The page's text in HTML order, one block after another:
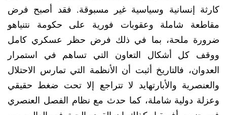
كارثة إنسانية وسياسية غير مسبوقة. فقد أصبح فرض
مقاطعة شاملة وعقوبات فورية على حكومة نتنياهو
ضرورة ملحة، بما في ذلك فرض حظر عسكري كامل
ووقف كل أشكال التعاون التي تساهم في استمرار
العدوان، فالتاريخ أثبت أن الأنظمة التي تمارس الاحتلال
والعنصرية والأبارتهايد لا تتراجع إلا تحت ضغط حقيقي
وعزلة دولية شاملة، كما حدث مع نظام الفصل العنصري